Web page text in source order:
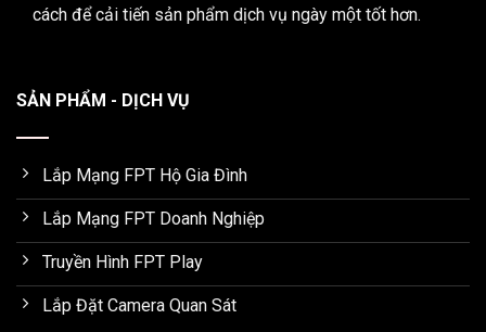
cách để cải tiến sản phẩm dịch vụ ngày một tốt hơn.
SẢN PHẨM - DỊCH VỤ
Lắp Mạng FPT Hộ Gia Đình
Lắp Mạng FPT Doanh Nghiệp
Truyền Hình FPT Play
Lắp Đặt Camera Quan Sát